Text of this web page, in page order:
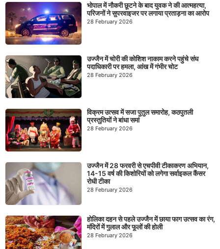
भोपाल में नौकरी छूटने के बाद युवक ने की आत्महत्या,
परिजनों ने सुपरवाइजर पर लगाया प्रताड़ना का आरोप
28 February 2026
उज्जैन में चोरी की कोशिश नाकाम करने पहुंचे संघ
पदाधिकारी पर हमला, आंख में गंभीर चोट
28 February 2026
विक्रम उत्सव में सजा पुतुल समारोह, कठपुतली
प्रस्तुतियों ने बांधा समां
28 February 2026
उज्जैन में 28 फरवरी से एचपीवी टीकाकरण अभियान,
14-15 वर्ष की किशोरियों को लगेगा सर्वाइकल कैंसर
रोधी टीका
28 February 2026
होलिका दहन से पहले उज्जैन में छाया फाग उत्सव का रंग,
मंदिरों में गुलाल और फूलों की होली
28 February 2026